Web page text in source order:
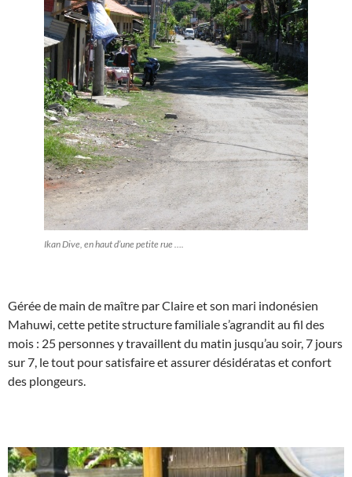
Ikan Dive, en haut d’une petite rue ….
Gérée de main de maître par Claire et son mari indonésien
Mahuwi, cette petite structure familiale s’agrandit au fil des
mois : 25 personnes y travaillent du matin jusqu’au soir, 7 jours
sur 7, le tout pour satisfaire et assurer désidératas et confort
des plongeurs.